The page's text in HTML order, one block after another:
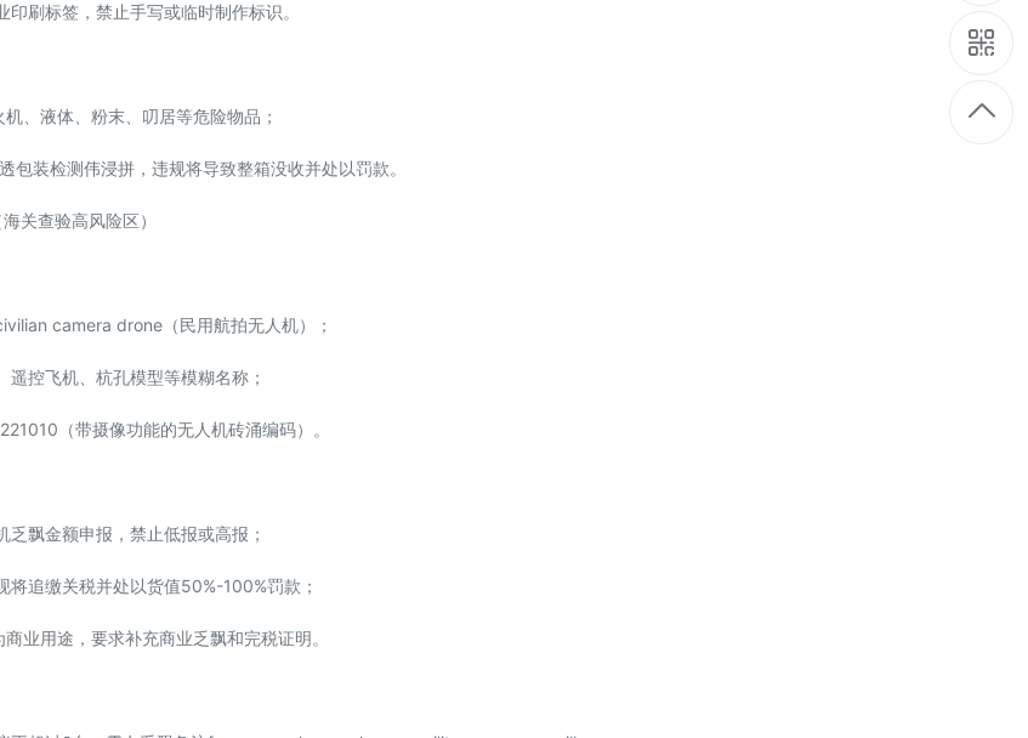
刷标签，禁止手写或临时制作标识。
、液体、粉末、叨居等危险物品；
包装检测伟浸拼，违规将导致整箱没收并处以罚款。
关查验高风险区）
camera drone（民用航拍无人机）；
控飞机、杭孔模型等模糊名称；
（带摄像功能的无人机砖涌编码）。
飘金额申报，禁止低报或高报；
将追缴关税并处以货值50%-100%罚款；
业用途，要求补充商业乏飘和完税证明。